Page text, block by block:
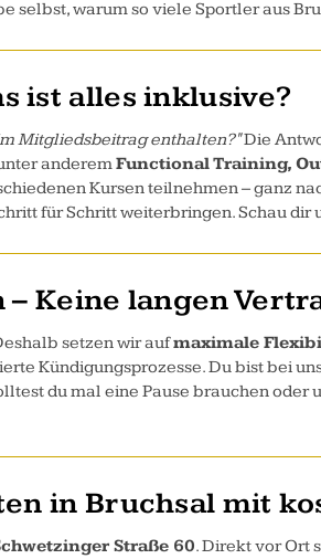
selbst, warum so viele Sportler aus
ist alles inklusive?
Mitgliedsbeitrag enthalten?"Die
anderemFunctional Training,
Kursen teilnehmen – ganz
für Schritt weiterbringen. Schau dir
Keine langen
setzen wir aufmaximale
Kündigungsprozesse. Du bist bei
du mal eine Pause brauchen
in Bruchsal mit
Straße 60. Direkt vor Ort